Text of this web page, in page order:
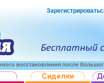
восстановления после